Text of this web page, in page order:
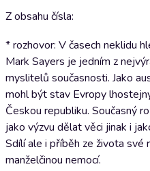
Z obsahu čísla:
* rozhovor: V časech neklidu
Mark Sayers je jedním z
myslitelů současnosti. Jako
mohl být stav Evropy
Českou republiku. Současný
jako výzvu dělat věci jinak i
Sdílí ale i příběh ze života své
manželčinou nemocí.